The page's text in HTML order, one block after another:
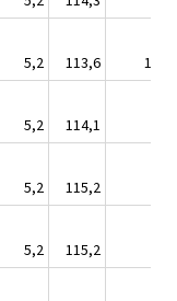
5,2 113,6
10,9
5,2 114,1
5,2 115,2
5,2 115,2